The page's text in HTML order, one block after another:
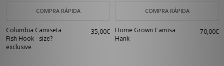
COMPRA RÁPIDA
Columbia Camiseta
Fish Hook - size?
exclusive
35,00€
COMPRA RÁPIDA
Home Grown Camisa
Hank
70,00€